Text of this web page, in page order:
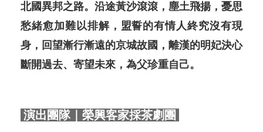
北國異邦之路。沿途黃沙滾滾，塵土飛揚，憂思
愁緒愈加難以排解，盟誓的有情人終究沒有現
身，回望漸行漸遠的京城故國，離漢的明妃決心
斷開過去、寄望未來，為父珍重自己。
演出團隊｜榮興客家採茶劇團